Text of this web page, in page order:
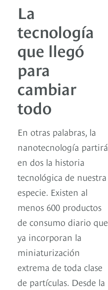
La
tecnología
que llegó
para
cambiar
todo
En otras palabras, la
nanotecnología partirá
en dos la historia
tecnológica de nuestra
especie. Existen al
menos 600 productos
de consumo diario que
ya incorporan la
miniaturización
extrema de toda clase
de partículas. Desde la